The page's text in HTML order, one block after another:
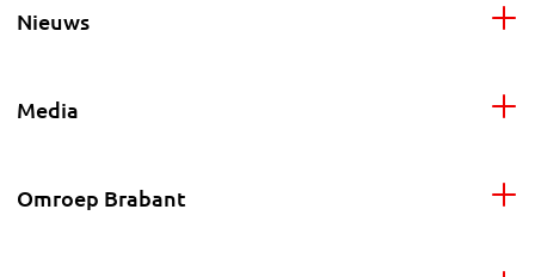
Nieuws
Media
Omroep Brabant